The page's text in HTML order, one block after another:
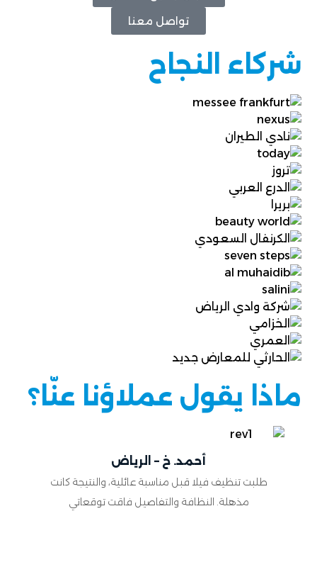
تواصل معنا
شركاء النجاح
ماذا يقول عملاؤنا عنّا؟
أحمد. خ – الرياض
طلبت تنظيف فيلا قبل مناسبة عائلية، والنتيجة كانت
مذهلة. النظافة والتفاصيل فاقت توقعاتي